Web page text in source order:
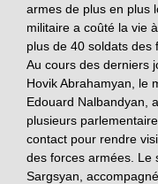
armes de plus en plus
militaire a coûté la vie
plus de 40 soldats des
Au cours des derniers
Hovik Abrahamyan, le
Edouard Nalbandyan,
plusieurs
contact pour rendre
des forces armées. Le
Sargsyan,